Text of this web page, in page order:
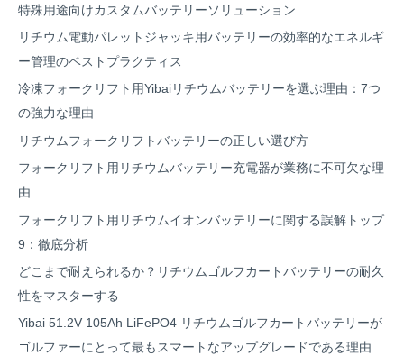
特殊用途向けカスタムバッテリーソリューション
リチウム電動パレットジャッキ用バッテリーの効率的なエネルギ
ー管理のベストプラクティス
冷凍フォークリフト用Yibaiリチウムバッテリーを選ぶ理由：7つ
の強力な理由
リチウムフォークリフトバッテリーの正しい選び方
フォークリフト用リチウムバッテリー充電器が業務に不可欠な理
由
フォークリフト用リチウムイオンバッテリーに関する誤解トップ
9：徹底分析
どこまで耐えられるか？リチウムゴルフカートバッテリーの耐久
性をマスターする
Yibai 51.2V 105Ah LiFePO4 リチウムゴルフカートバッテリーが
ゴルファーにとって最もスマートなアップグレードである理由